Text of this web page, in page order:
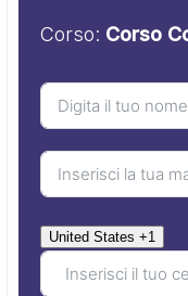
Corso: Corso
United States +1